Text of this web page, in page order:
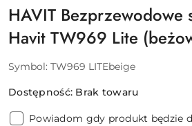
HAVIT Bezprzewodowe
Havit TW969 Lite
Symbol: TW969 LITEbeige
Dostępność: Brak towaru
Powiadom gdy produkt będzie